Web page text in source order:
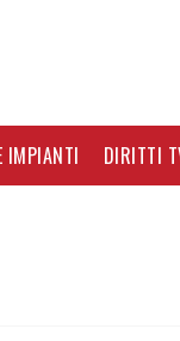
IMPIANTI DIRITTI